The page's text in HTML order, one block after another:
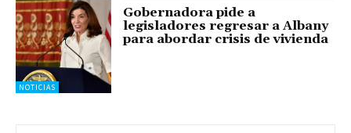
NOTICIAS
Gobernadora pide a
legisladores regresar a Albany
para abordar crisis de vivienda